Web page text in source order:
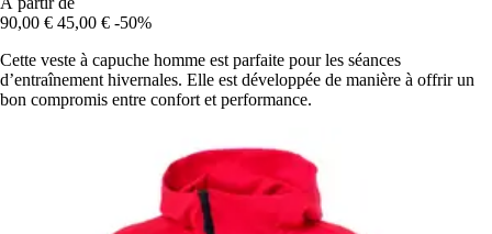
90,00 € 45,00 € -50%
Cette veste à capuche homme est parfaite pour les séances
d’entraînement hivernales. Elle est développée de manière à offrir un
bon compromis entre confort et performance.